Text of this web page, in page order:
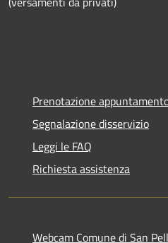
Prenotazione
Segnalazione disservizio
Leggi le FAQ
Richiesta assistenza
Webcam Comune di San